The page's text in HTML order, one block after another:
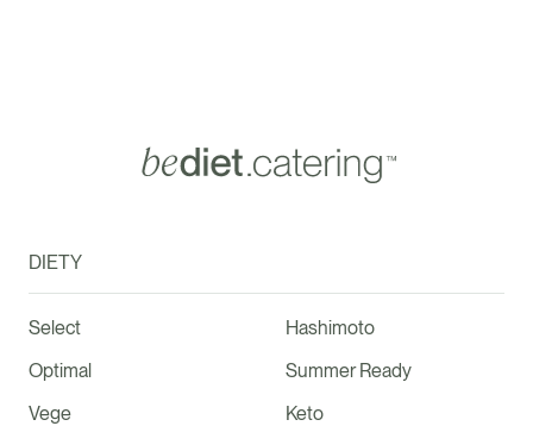
DIETY
Select
Optimal
Vege
Hashimoto
Summer Ready
Keto